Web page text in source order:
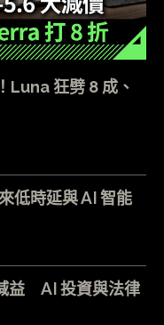
Luna 狂劈 8 成、
低時延與 AI 智能
益 AI 投資與法律